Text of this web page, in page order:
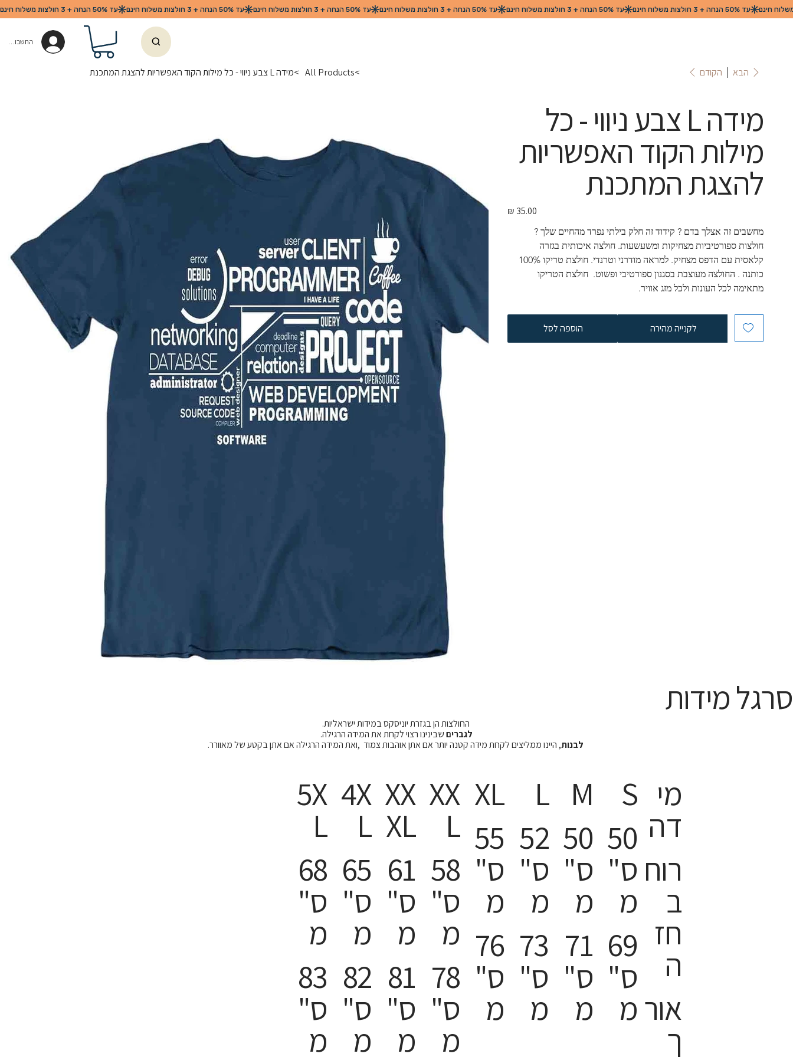
החשבון שלי
>
All Products
>מידה L צבע ניווי - כל מילות הקוד האפשריות להצגת המתכנת הקודם הבא
מידה L צבע ניווי - כל
מילות הקוד האפשריות
להצגת המתכנת
מחיר
מחשבים זה אצלך בדם ? קידוד זה חלק בילתי נפרד מהחיים שלך ?
חולצות ספורטיביות מצחיקות ומשעשעות. חולצה איכותית בגזרה
כותנה . החולצה מעוצבת בסגנון ספורטיבי ופשוט.  חולצת הטריקו
מתאימה לכל העונות ולכל מזג אוויר.
הוספה לסל לקנייה מהירה
סרגל מידות
החולצות הן בגזרת יוניסקס במידות ישראליות.
לגבריםשבינינו רצוי לקחת את המידה הרגילה.
לבנות, היינו ממליצים לקחת מידה קטנה יותר אם אתן אוהבות צמוד ,ואת המידה הרגילה אם אתן בקטע של מאוורר.
5X
L
68
ס"
מ
83
ס"
מ
4X
L
65
ס"
מ
82
ס"
מ
XX
XL
61
ס"
מ
81
ס"
מ
XX
L
58
ס"
מ
78
ס"
מ
XL
55
ס"
מ
76
ס"
מ
L
52
ס"
מ
73
ס"
מ
M
50
ס"
מ
71
ס"
מ
S
50
ס"
מ
69
ס"
מ
מי
דה
רוח
ב
חז
ה
אור
ך